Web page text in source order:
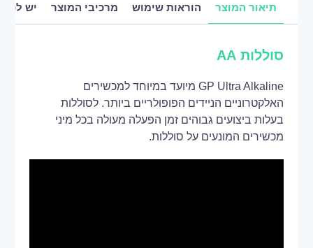
תיאור המוצר הוראות שימוש מרכיבי המוצר יש
סוללות AA
GP Ultra Alkaline מיועד במיוחד למכשירים
האלקטרוניים הניידים הפופולריים ביותר. לסוללות
בעלות ביצועים גבוהים זמן הפעלה מעולה בכל מיני
מכשירים המונעים על סוללות.